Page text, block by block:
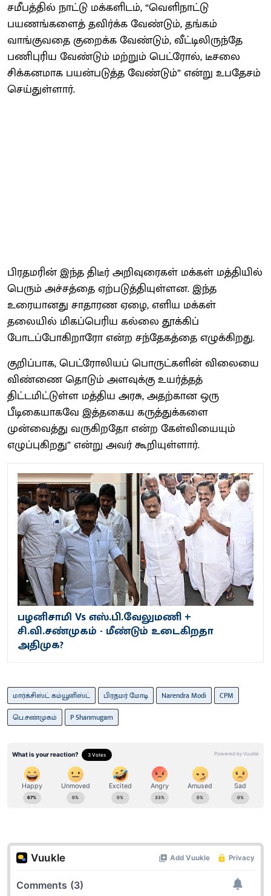
சமீபத்தில் நாட்டு மக்களிடம், “வெளிநாட்டு
பயணங்களைத் தவிர்க்க வேண்டும், தங்கம்
வாங்குவதை குறைக்க வேண்டும், வீட்டிலிருந்தே
பணிபுரிய வேண்டும் மற்றும் பெட்ரோல், டீசலை
சிக்கனமாக பயன்படுத்த வேண்டும்” என்று உபதேசம்
செய்துள்ளார்.
பிரதமரின் இந்த திடீர் அறிவுரைகள் மக்கள் மத்தியில்
பெரும் அச்சத்தை ஏற்படுத்தியுள்ளன. இந்த
உரையானது சாதாரண ஏழை, எளிய மக்கள்
தலையில் மிகப்பெரிய கல்லை தூக்கிப்
போடப்போகிறாரோ என்ற சந்தேகத்தை எழுக்கிறது.
குறிப்பாக, பெட்ரோலியப் பொருட்களின் விலையை
விண்ணை தொடும் அளவுக்கு உயர்த்தத்
திட்டமிட்டுள்ள மத்திய அரசு, அதற்கான ஒரு
பீடிகையாகவே இத்தகைய கருத்துக்களை
முன்வைத்து வருகிறதோ என்ற கேள்வியையும்
எழுப்புகிறது” என்று அவர் கூறியுள்ளார்.
பழனிசாமி Vs எஸ்.பி.வேலுமணி +
சி.வி.சண்முகம் - மீண்டும் உடைகிறதா
அதிமுக?
மார்க்சிஸ்ட் கம்யூனிஸ்ட் பிரதமர் மோடி Narendra Modi
CPM
பெ.சண்முகம்
P Shanmugam